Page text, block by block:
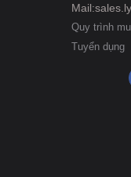
Quy trình
Tuyển dụng